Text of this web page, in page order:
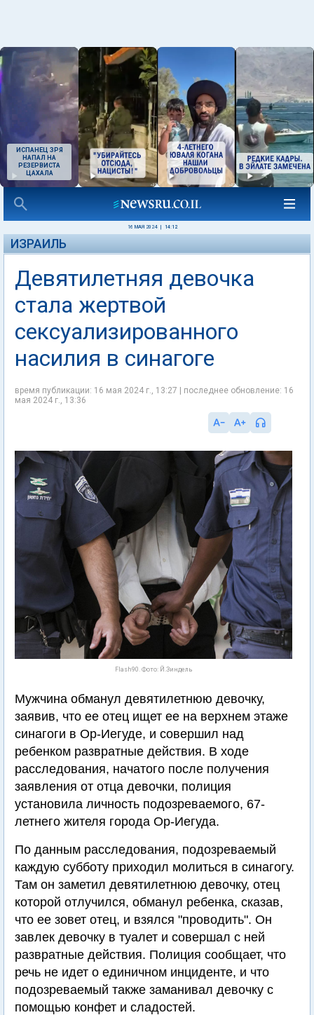
ИСПАНЕЦ ЗРЯ
НАПАЛ НА
РЕЗЕРВИСТА
ЦАХАЛА
16 МАЯ 2024 14:12
ИЗРАИЛЬ
Девятилетняя девочка
стала жертвой
сексуализированного
насилия в синагоге
время публикации: 16 мая 2024 г., 13:27 | последнее обновление: 16
мая 2024 г., 13:36
Flash90. Фото: Й.Зиндель
Мужчина обманул девятилетнюю девочку,
заявив, что ее отец ищет ее на верхнем этаже
синагоги в Ор-Иегуде, и совершил над
ребенком развратные действия. В ходе
расследования, начатого после получения
заявления от отца девочки, полиция
установила личность подозреваемого, 67-
летнего жителя города Ор-Иегуда.
По данным расследования, подозреваемый
каждую субботу приходил молиться в синагогу.
Там он заметил девятилетнюю девочку, отец
которой отлучился, обманул ребенка, сказав,
что ее зовет отец, и взялся "проводить". Он
завлек девочку в туалет и совершал с ней
развратные действия. Полиция сообщает, что
речь не идет о единичном инциденте, и что
подозреваемый также заманивал девочку с
помощью конфет и сладостей.